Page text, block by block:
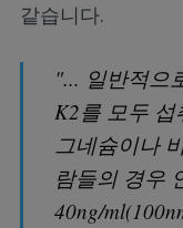
같습니다.
"... 일반적으
K2를 모두
그네슘이나
람들의 경우
40ng/